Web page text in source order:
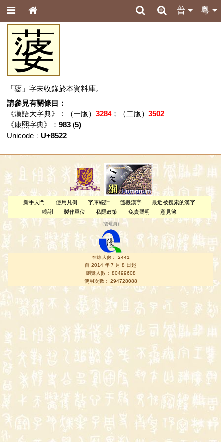
粵
普
蔢
「蔢」字未收錄於本資料庫。
請參見有關條目：
《漢語大字典》：（一版） 3284；（二版） 3502
《康熙字典》： 983 (5)
Unicode： U+8522
新手入門 使用凡例 字庫統計 隨機漢字
最近被搜索的漢字
鳴謝
製作單位 私隱政策 免責聲明 意見簿
（管理員 ）
在線人數： 2441
自 2014 年 7 月 8 日起
瀏覽人數： 80499608
使用次數： 294728088